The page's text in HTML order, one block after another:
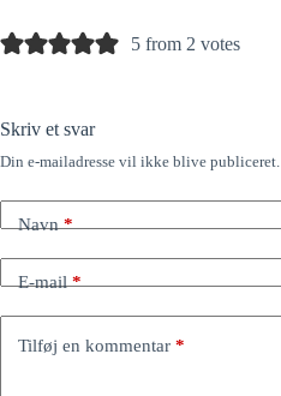
5 from 2 votes
Skriv et svar
Din e-mailadresse vil ikke blive publiceret.
Navn*
E-mail*
Tilføj en kommentar *